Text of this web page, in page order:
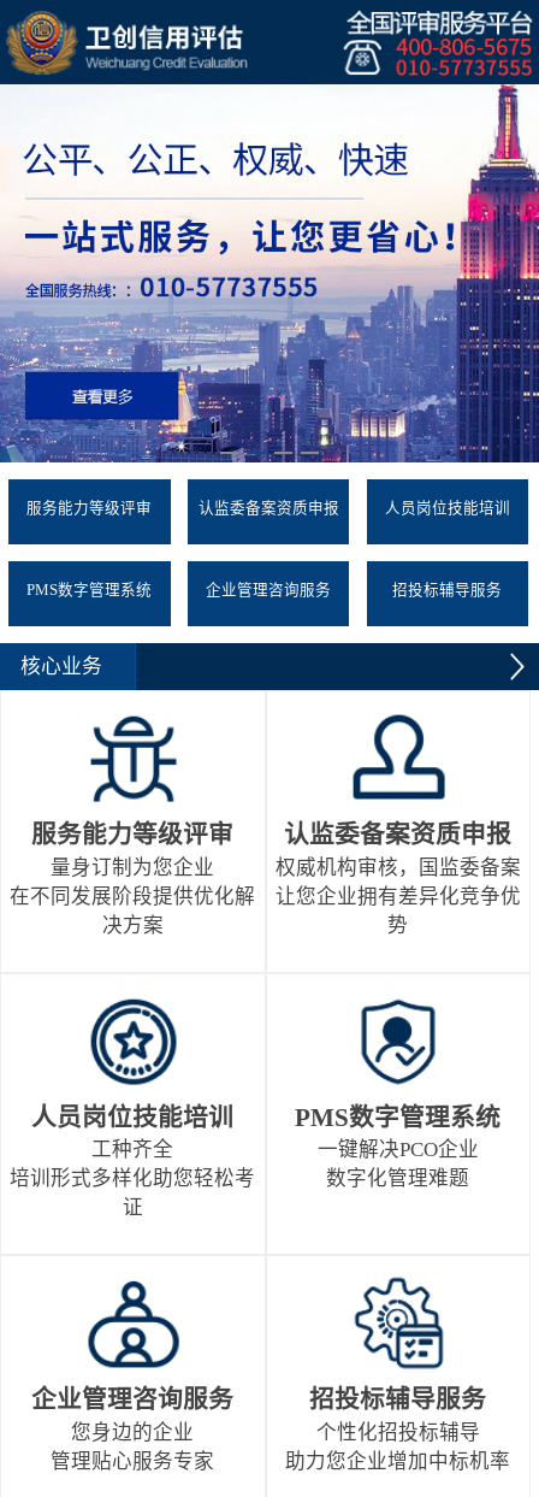
服务能力等级评审 认监委备案资质申报 人员岗位技能培训
PMS数字管理系统 企业管理咨询服务 招投标辅导服务
核心业务
服务能力等级评审
量身订制为您企业
在不同发展阶段提供优化解
决方案
认监委备案资质申报
权威机构审核，国监委备案
让您企业拥有差异化竞争优
势
人员岗位技能培训
工种齐全
培训形式多样化助您轻松考
证
PMS数字管理系统
一键解决PCO企业
数字化管理难题
企业管理咨询服务
您身边的企业
管理贴心服务专家
招投标辅导服务
个性化招投标辅导
助力您企业增加中标机率